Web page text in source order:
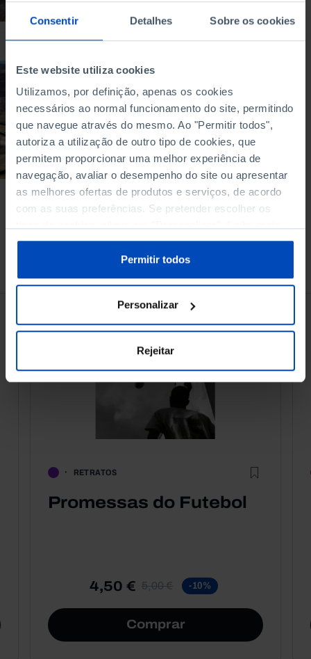
Consentir Detalhes Sobre os cookies
Este website utiliza cookies
Utilizamos, por definição, apenas os cookies
necessários ao normal funcionamento do site, permitindo
que navegue através do mesmo. Ao "Permitir todos",
autoriza a utilização de outro tipo de cookies, que
permitem proporcionar uma melhor experiência de
navegação, avaliar o desempenho do site ou apresentar
as melhores ofertas de produtos e serviços, de acordo
com as suas preferências. Se pretender escolher os
sobre cookies através da gestão de preferências ou da
Política de Cookies.
Permitir todos
Personalizar
Rejeitar
tornaram-se a
principal arma
comercial da China
28/01/2026
8 MIN
À venda na Livraria
RETRATOS
Promessas do Futebol
4,50 € 5,00 € -10%
Comprar